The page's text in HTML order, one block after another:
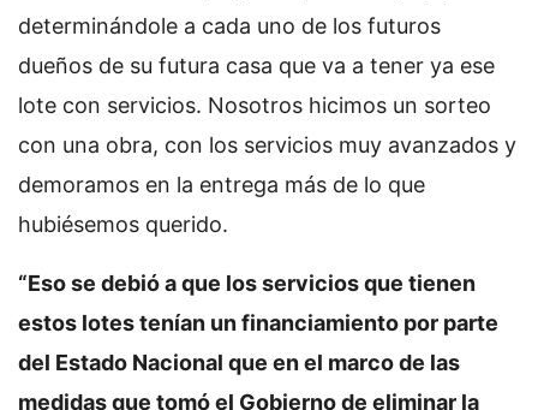
determinándole a cada uno de los futuros
dueños de su futura casa que va a tener ya ese
lote con servicios. Nosotros hicimos un sorteo
con una obra, con los servicios muy avanzados y
demoramos en la entrega más de lo que
hubiésemos querido.
“Eso se debió a que los servicios que tienen
estos lotes tenían un financiamiento por parte
del Estado Nacional que en el marco de las
medidas que tomó el Gobierno de eliminar la